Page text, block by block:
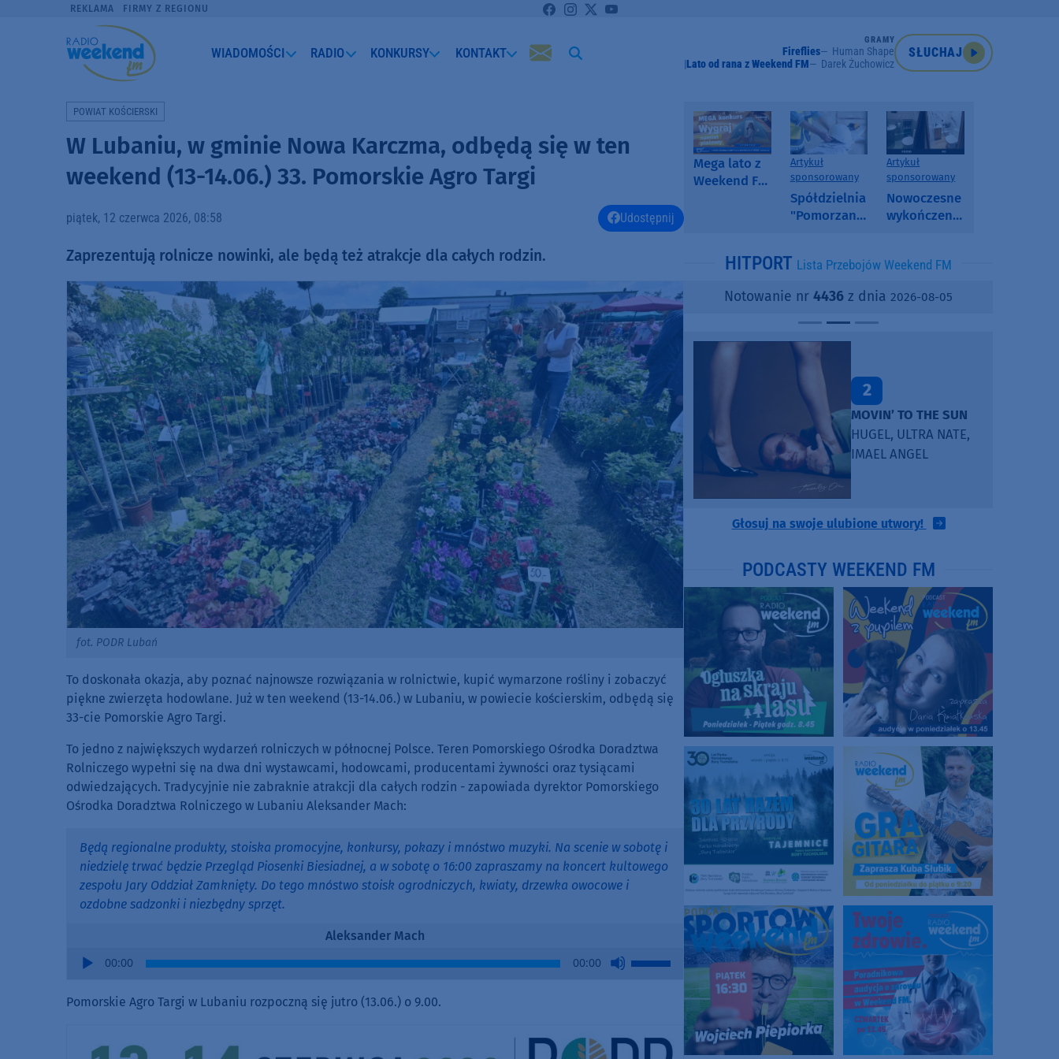
REKLAMA FIRMY Z REGIONU
WIADOMOŚCI RADIO KONKURSY KONTAKT
GRAMY
Fireflies
Human Shape
Lato od rana z Weekend FM
Darek Żuchowicz
SŁUCHAJ
POWIAT KOŚCIERSKI
W Lubaniu, w gminie Nowa Karczma, odbędą się w ten
weekend (13-14.06.) 33. Pomorskie Agro Targi
piątek, 12 czerwca 2026, 08:58 Udostępnij
Zaprezentują rolnicze nowinki, ale będą też atrakcje dla całych rodzin.
fot. PODR Lubań
To doskonała okazja, aby poznać najnowsze rozwiązania w rolnictwie, kupić wymarzone rośliny i zobaczyć
piękne zwierzęta hodowlane. Już w ten weekend (13-14.06.) w Lubaniu, w powiecie kościerskim, odbędą się
33-cie Pomorskie Agro Targi.
To jedno z największych wydarzeń rolniczych w północnej Polsce. Teren Pomorskiego Ośrodka Doradztwa
Rolniczego wypełni się na dwa dni wystawcami, hodowcami, producentami żywności oraz tysiącami
odwiedzających. Tradycyjnie nie zabraknie atrakcji dla całych rodzin - zapowiada dyrektor Pomorskiego
Ośrodka Doradztwa Rolniczego w Lubaniu Aleksander Mach:
Będą regionalne produkty, stoiska promocyjne, konkursy, pokazy i mnóstwo muzyki. Na scenie w sobotę i
niedzielę trwać będzie Przegląd Piosenki Biesiadnej, a w sobotę o 16:00 zapraszamy na koncert kultowego
zespołu Jary Oddział Zamknięty. Do tego mnóstwo stoisk ogrodniczych, kwiaty, drzewka owocowe i
ozdobne sadzonki i niezbędny sprzęt.
Aleksander Mach
Audio
00:00 00:00
Use
increase
Pomorskie Agro Targi w Lubaniu rozpoczną się jutro (13.06.) o 9.00.
Mega lato z
Weekend FM
Artykuł
sponsorowany
Spółdzielnia
"Pomorzanka"
informuje o
i ofertach
najmu
Artykuł
sponsorowany
Nowoczesne
wykończenia
SPC, WPC i
kamienny
HITPORT Lista Przebojów Weekend FM
Notowanie nr 4436 z dnia 2026-08-05
2
MOVIN’ TO THE SUN
HUGEL, ULTRA NATE,
IMAEL ANGEL
Głosuj na swoje ulubione utwory!
PODCASTY WEEKEND FM